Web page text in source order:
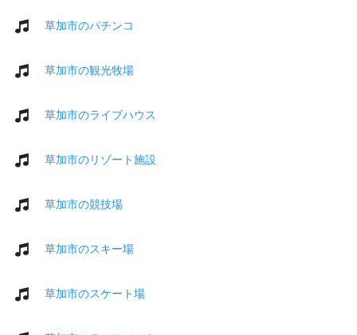
草加市のパチンコ
草加市の観光牧場
草加市のライブハウス
草加市のリゾート施設
草加市の競技場
草加市のスキー場
草加市のスケート場